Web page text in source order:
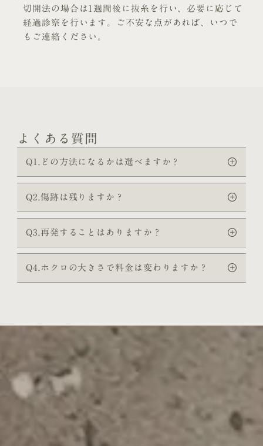
切開法の場合は1週間後に抜糸を行い、必要に応じて
経過診察を行います。ご不安な点があれば、いつで
もご連絡ください。
よくある質問
Q1.どの方法になるかは選べますか？
Q2.傷跡は残りますか？
Q3.再発することはありますか？
Q4.ホクロの大きさで料金は変わりますか？